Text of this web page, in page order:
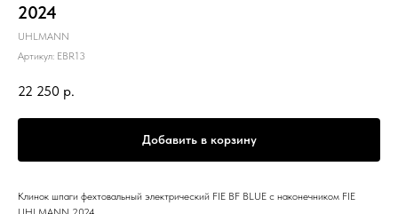
2024
UHLMANN
Артикул: EBR13
22 250 р.
Добавить в корзину
Клинок шпаги фехтовальный электрический FIE BF BLUE c наконечником FIE